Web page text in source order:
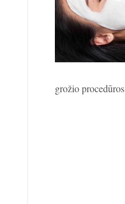
grožio procedūros